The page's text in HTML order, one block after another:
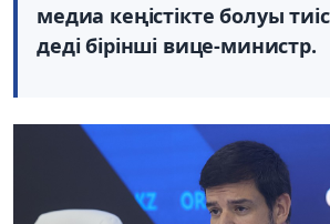
медиа кеңістікте болуы
деді бірінші вице-министр.